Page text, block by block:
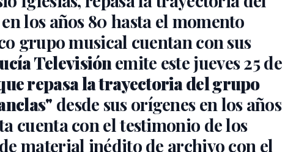
los años 80 hasta el momento
grupo musical cuentan con sus
Televisiónemite este jueves 25 de
repasa la trayectoria del grupo
desde sus orígenes en los años
cuenta con el testimonio de los
material inédito de archivo con el